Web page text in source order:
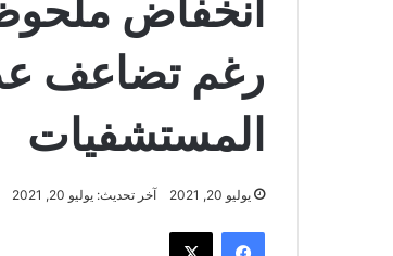
انخفاض
رغم تضاعف
المستشفيات
يوليو 20, 2021 آخر تحديث: يوليو 20, 2021
فيسبوك ‫X